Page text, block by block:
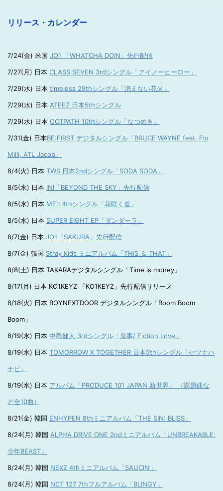
リリース・カレンダー
7/24(金) 米国 JO1 「WHATCHA DOIN」先行配信
7/27(月) 日本 CLASS SEVEN 3rdシングル「アイノーヒーロー」
7/29(水) 日本 timelesz 29thシングル「消えない花火」
7/29(水) 日本 ATEEZ 日本5thシングル
7/29(水) 日本 OCTPATH 10thシングル「なつめき」
7/31(金) 日本BE:FIRST デジタルシングル「BRUCE WAYNE feat. Flo
Milli, ATL Jacob」
8/4(火) 日本 TWS 日本2ndシングル「SODA SODA」
8/5(水) 日本 INI「BEYOND THE SKY」先行配信
8/5(水) 日本 ME:I 4thシングル「花咲く道」
8/5(水) 日本 SUPER EIGHT EP「ダンダーラ」
8/7(金) 日本 JO1「SAKURA」先行配信
8/7(金) 韓国 Stray Kids ミニアルバム「THIS ＆ THAT」
8/8(土) 日本 TAKARAデジタルシングル「Time is money」
8/17(月) 日本 KO1KEYZ 「KO1KEYZ」先行配信リリース
8/18(火) 日本 BOYNEXTDOOR デジタルシングル「Boom Boom
Boom」
8/19(水) 日本 中島健人 3rdシングル「鬼事/ Fiction Love」
8/19(水) 日本 TOMORROW X TOGETHER 日本5thシングル「セツナハ
ナビ」
8/19(水) 日本 アルバム「PRODUCE 101 JAPAN 新世界」 （課題曲な
ど全10曲）
8/21(金) 韓国 ENHYPEN 8thミニアルバム「THE SIN: BLISS」
8/24(月) 韓国 ALPHA DRIVE ONE 2ndミニアルバム「UNBREAKABLE:
少年BEAST」
8/24(月) 韓国 NEXZ 4thミニアルバム「SAUCIN’」
8/24(月) 韓国 NCT 127 7thフルアルバム「BLINGY」